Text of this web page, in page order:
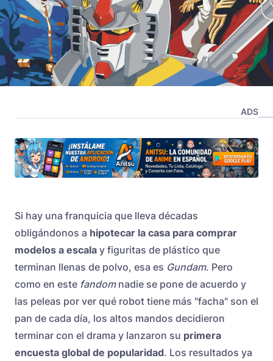
ADS
Si hay una franquicia que lleva décadas
obligándonos a hipotecar la casa para comprar
modelos a escala y figuritas de plástico que
terminan llenas de polvo, esa es Gundam. Pero
como en este fandomnadie se pone de acuerdo y
las peleas por ver qué robot tiene más "facha" son el
pan de cada día, los altos mandos decidieron
terminar con el drama y lanzaron su primera
encuesta global de popularidad. Los resultados ya